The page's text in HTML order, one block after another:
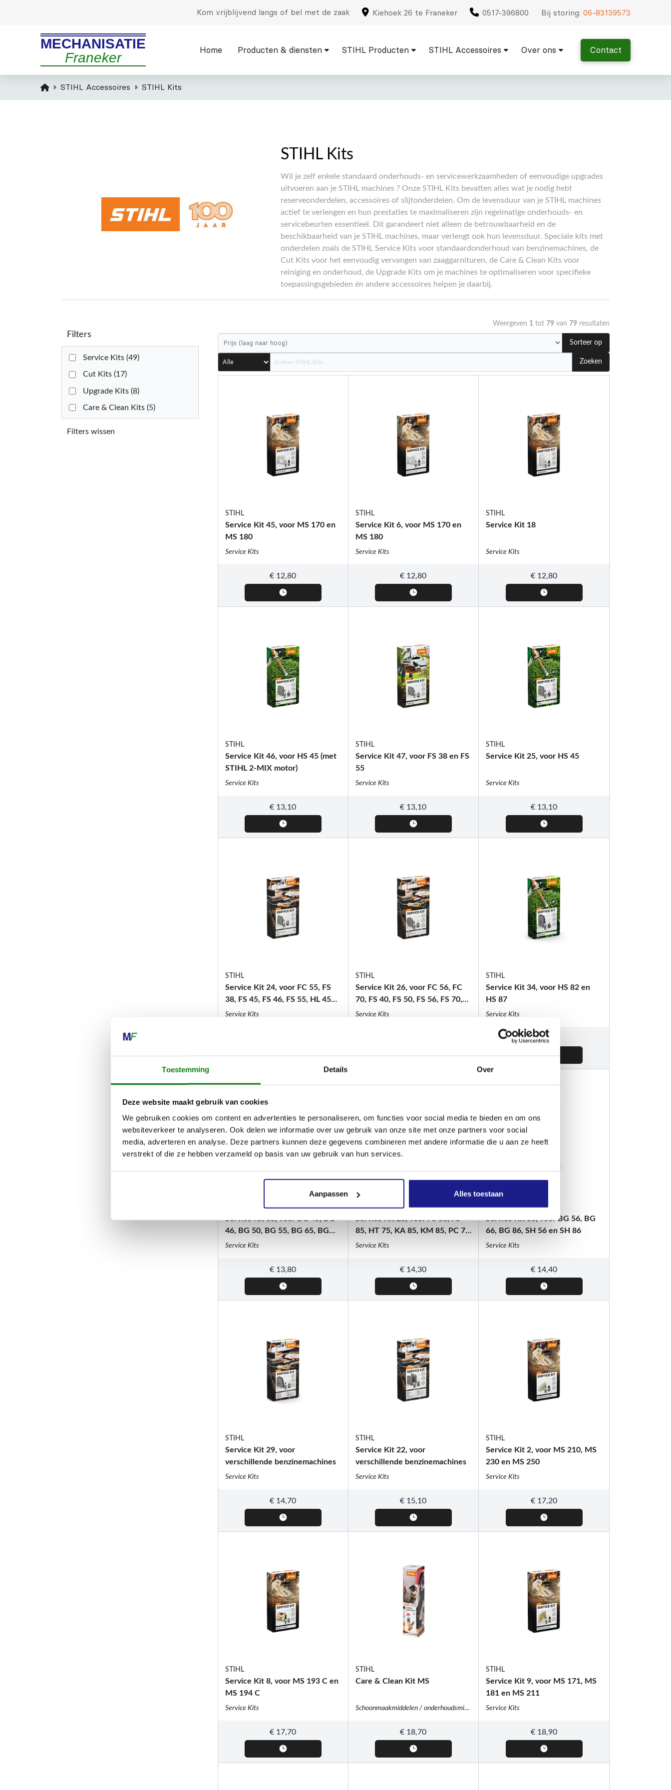
Toestemming Details Over
Deze website maakt gebruik van cookies
We gebruiken cookies om content en advertenties te personaliseren, om functies voor social media te bieden en om ons
websiteverkeer te analyseren. Ook delen we informatie over uw gebruik van onze site met onze partners voor social
media, adverteren en analyse. Deze partners kunnen deze gegevens combineren met andere informatie die u aan ze heeft
verstrekt of die ze hebben verzameld op basis van uw gebruik van hun services.
Aanpassen Alles toestaan
Kom vrijblijvend langs of bel met de zaak Kiehoek 26 te Franeker 0517-396800 Bij storing:06-83139573
MECHANISATIE
Franeker
Home Producten & diensten STIHL Producten STIHL Accessoires Over ons Contact
HomeSTIHL Accessoires STIHL Kits
STIHL Kits
Wil je zelf enkele standaard onderhouds- en servicewerkzaamheden of eenvoudige upgrades
uitvoeren aan je STIHL machines ? Onze STIHL Kits bevatten alles wat je nodig hebt
reserveonderdelen, accessoires of slijtonderdelen. Om de levensduur van je STIHL machines
actief te verlengen en hun prestaties te maximaliseren zijn regelmatige onderhouds- en
servicebeurten essentieel. Dit garandeert niet alleen de betrouwbaarheid en de
beschikbaarheid van je STIHL machines, maar verlengt ook hun levensduur. Speciale kits met
onderdelen zoals de STIHL Service Kits voor standaardonderhoud van benzinemachines, de
Cut Kits voor het eenvoudig vervangen van zaaggarnituren, de Care & Clean Kits voor
reiniging en onderhoud, de Upgrade Kits om je machines te optimaliseren voor specifieke
toepassingsgebieden én andere accessoires helpen je daarbij.
Filters
Service Kits (49)
Cut Kits (17)
Upgrade Kits (8)
Care & Clean Kits (5)
Filters wissen
Weergeven 1 tot 79 van 79 resultaten
Sorteer op
Zoeken
STIHL
Service Kit 45, voor MS 170 en
MS 180
Service Kits
€ 12,80
STIHL
Service Kit 6, voor MS 170 en
MS 180
Service Kits
€ 12,80
STIHL
Service Kit 18
Service Kits
€ 12,80
STIHL
Service Kit 46, voor HS 45 (met
STIHL 2-MIX motor)
Service Kits
€ 13,10
STIHL
Service Kit 47, voor FS 38 en FS
55
Service Kits
€ 13,10
STIHL
Service Kit 25, voor HS 45
Service Kits
€ 13,10
STIHL
Service Kit 24, voor FC 55, FS
38, FS 45, FS 46, FS 55, HL 45
en KM 55
Service Kits
STIHL
Service Kit 26, voor FC 56, FC
70, FS 40, FS 50, FS 56, FS 70,
HT 56 en KM 56
Service Kits
STIHL
Service Kit 34, voor HS 82 en
HS 87
Service Kits
€13,70
Service Kit 33, voor BG 45, BG
46, BG 50, BG 55, BG 65, BG
85, BR 45, SH 55 en SH 85
Service Kits
€ 13,80
STIHL
Service Kit 23, voor FS 80, FS
85, HT 75, KA 85, KM 85, PC 70
en PC 75
Service Kits
€ 14,30
STIHL
Service Kit 36, voor BG 56, BG
66, BG 86, SH 56 en SH 86
Service Kits
€ 14,40
STIHL
Service Kit 29, voor
verschillende benzinemachines
Service Kits
€ 14,70
STIHL
Service Kit 22, voor
verschillende benzinemachines
Service Kits
€ 15,10
STIHL
Service Kit 2, voor MS 210, MS
230 en MS 250
Service Kits
€ 17,20
STIHL
Service Kit 8, voor MS 193 C en
MS 194 C
Service Kits
€ 17,70
STIHL
Care & Clean Kit MS
Schoonmaakmiddelen / onderhoudsmiddelen
€ 18,70
STIHL
Service Kit 9, voor MS 171, MS
181 en MS 211
Service Kits
€ 18,90